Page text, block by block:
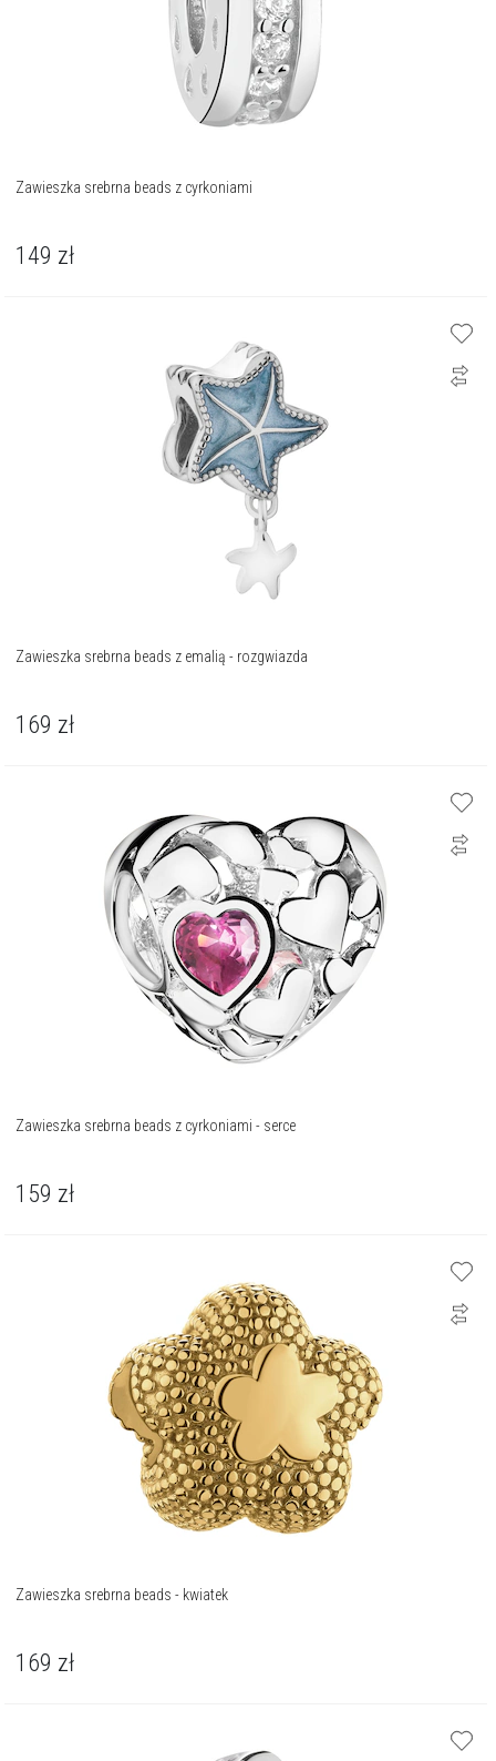
Zawieszka srebrna beads z cyrkoniami
149 zł
Zawieszka srebrna beads z emalią - rozgwiazda
169 zł
Zawieszka srebrna beads z cyrkoniami - serce
159 zł
Zawieszka srebrna beads - kwiatek
169 zł